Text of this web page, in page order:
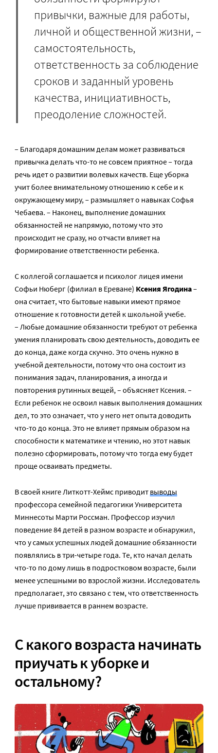
привычки, важные для работы,
личной и общественной жизни, –
самостоятельность,
ответственность за соблюдение
сроков и заданный уровень
качества, инициативность,
преодоление сложностей.
– Благодаря домашним делам может развиваться
привычка делать что-то не совсем приятное – тогда
речь идет о развитии волевых качеств. Еще уборка
учит более внимательному отношению к себе и к
окружающему миру, – размышляет о навыках Софья
Чебаева. – Наконец, выполнение домашних
обязанностей не напрямую, потому что это
происходит не сразу, но отчасти влияет на
формирование ответственности ребенка.
С коллегой соглашается и психолог лицея имени
Софьи Нюберг (филиал в Ереване) Ксения Ягодина–
она считает, что бытовые навыки имеют прямое
отношение к готовности детей к школьной учебе.
– Любые домашние обязанности требуют от ребенка
умения планировать свою деятельность, доводить ее
до конца, даже когда скучно. Это очень нужно в
учебной деятельности, потому что она состоит из
понимания задач, планирования, а иногда и
повторения рутинных вещей, – объясняет Ксения. –
Если ребенок не освоил навык выполнения домашних
дел, то это означает, что у него нет опыта доводить
что-то до конца. Это не влияет прямым образом на
способности к математике и чтению, но этот навык
полезно сформировать, потому что тогда ему будет
проще осваивать предметы.
В своей книге Литкотт-Хеймс приводитвыводы
профессора семейной педагогики Университета
Миннесоты Марти Россман. Профессор изучил
поведение 84 детей в разном возрасте и обнаружил,
что у самых успешных людей домашние обязанности
появлялись в три-четыре года. Те, кто начал делать
что-то по дому лишь в подростковом возрасте, были
менее успешными во взрослой жизни. Исследователь
предполагает, это связано с тем, что ответственность
лучше прививается в раннем возрасте.
С какого возраста начинать
приучать к уборке и
остальному?